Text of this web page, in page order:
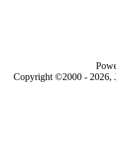
Copyright ©2000 - 2026,